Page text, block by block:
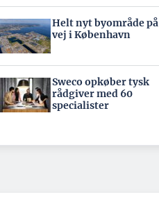
Helt nyt byområde på
vej i København
Sweco opkøber tysk
rådgiver med 60
specialister